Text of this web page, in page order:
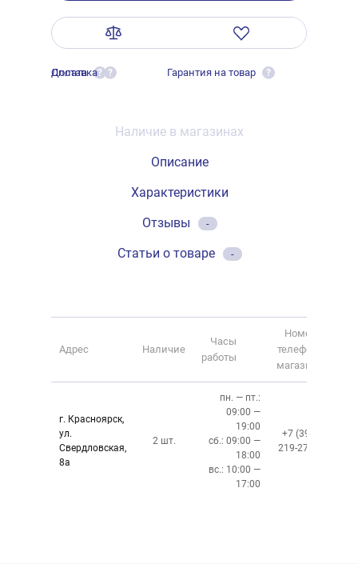
Оплата ?
Доставка ? Гарантия на товар ?
Наличие в магазинах
Описание
Характеристики
Отзывы
-
Статьи о товаре -
Адрес Наличие
Часы
работы
Номер
телефона
магазина
г. Красноярск,
ул.
Свердловская,
8а
2 шт.
пн. — пт.:
09:00 —
19:00
сб.: 09:00 —
18:00
вс.: 10:00 —
17:00
+7 (391)
219-27-50